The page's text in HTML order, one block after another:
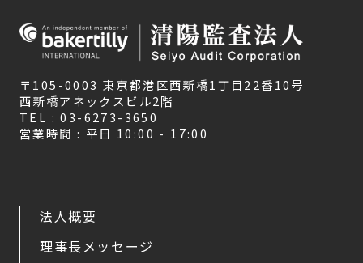
〒105-0003 東京都港区西新橋1丁目22番10号
西新橋アネックスビル2階
TEL : 03-6273-3650
営業時間 : 平日 10:00 - 17:00
法人概要
理事長メッセージ